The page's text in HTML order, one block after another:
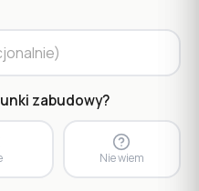
zabudowy?
Nie wiem